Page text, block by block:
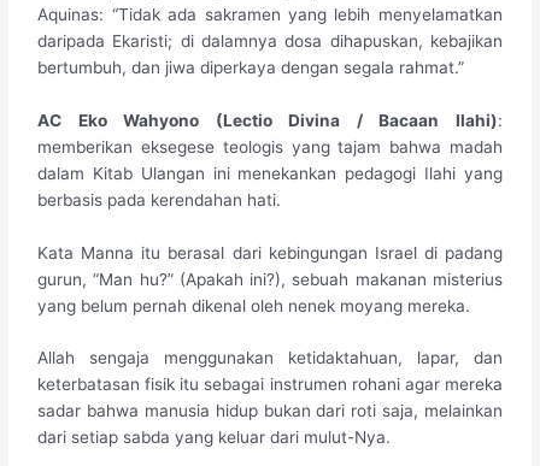
Aquinas: “Tidak ada sakramen yang lebih menyelamatkan
daripada Ekaristi; di dalamnya dosa dihapuskan, kebajikan
bertumbuh, dan jiwa diperkaya dengan segala rahmat.”
​AC Eko Wahyono (Lectio Divina / Bacaan Ilahi):
memberikan eksegese teologis yang tajam bahwa madah
dalam Kitab Ulangan ini menekankan pedagogi Ilahi yang
berbasis pada kerendahan hati.
Kata Manna itu berasal dari kebingungan Israel di padang
gurun, “Man hu?” (Apakah ini?), sebuah makanan misterius
yang belum pernah dikenal oleh nenek moyang mereka.
Allah sengaja menggunakan ketidaktahuan, lapar, dan
keterbatasan fisik itu sebagai instrumen rohani agar mereka
sadar bahwa manusia hidup bukan dari roti saja, melainkan
dari setiap sabda yang keluar dari mulut-Nya.